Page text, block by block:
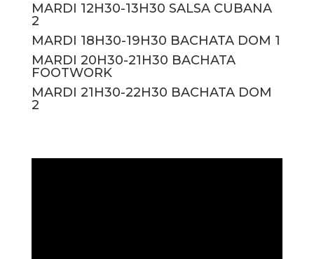
MARDI 12H30-13H30 SALSA CUBANA
2
MARDI 18H30-19H30 BACHATA DOM 1
MARDI 20H30-21H30 BACHATA
FOOTWORK
MARDI 21H30-22H30 BACHATA DOM
2